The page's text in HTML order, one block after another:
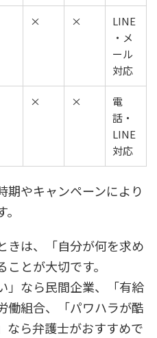
× ×
LINE
・メ
ール
対応
× ×
電
話・
LINE
対応
やキャンペーンにより
きは、「自分が何を求め
とが大切です。
」なら民間企業、「有給
働組合、「パワハラが酷
なら弁護士がおすすめで